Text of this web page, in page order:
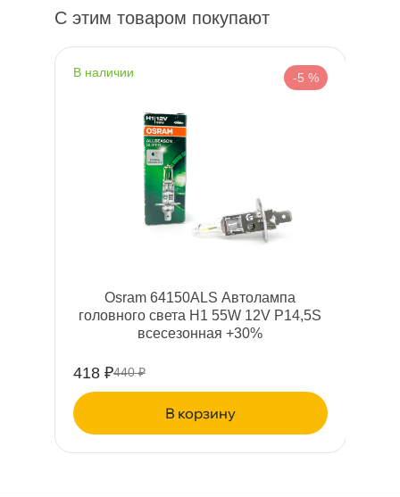
С этим товаром покупают
наличии -5 %
Osram 64150ALS Автолампа
оловного света Н1 55W 12V P14,5S
сесезонная +30%
418 ₽440 ₽
корзину